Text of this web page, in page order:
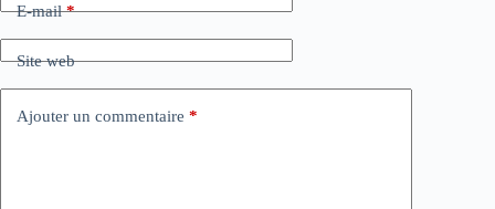
E-mail*
Site web
Ajouter un commentaire *